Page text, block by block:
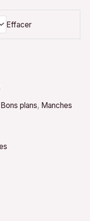
Effacer
Bons plans, Manches